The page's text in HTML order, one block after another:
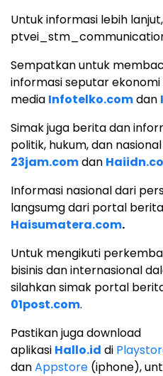
Untuk informasi lebih
Sempatkan untuk
informasi seputar ekonomi
media Infotelko.comdan
Simak juga berita dan
politik, hukum, dan
23jam.comdan
Informasi nasional dari
langsumg dari portal berita
Haisumatera.com.
Untuk mengikuti
bisinis dan internasional
silahkan simak portal
01post.com.
Pastikan juga download
aplikasi Hallo.id di
danAppstore (iphone),